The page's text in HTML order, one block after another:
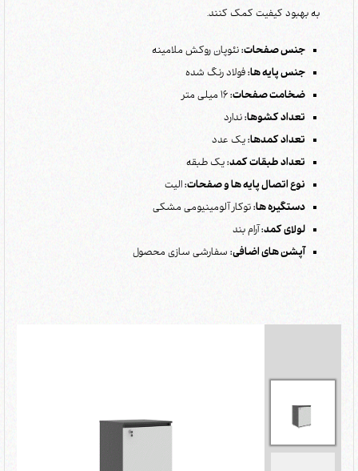
به بهبود کیفیت کمک کنند.
جنس صفحات:نئوپان روکش ملامینه
جنس پایه ها:فولاد رنگ شده
ضخامت صفحات:
تعداد کشوها:ندارد
تعداد کمدها:یک عدد
تعداد طبقات کمد:یک طبقه
نوع اتصال پایه ها و صفحات:الیت
دستگیره ها:توکار آلومینیومی مشکی
لولای کمد:آرام بند
آپشن های اضافی: سفارشی سازی محصول